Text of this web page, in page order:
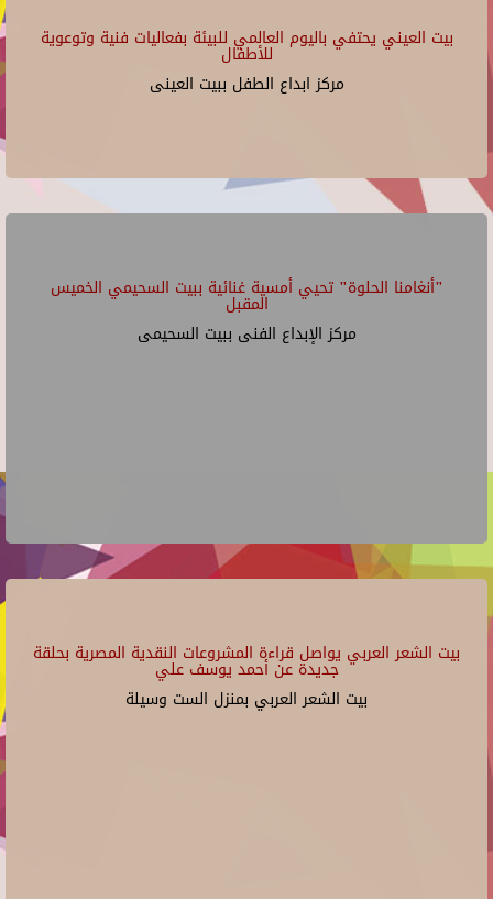
بيت العيني يحتفي باليوم العالمي للبيئة بفعاليات فنية وتوعوية
للأطفال
مركز ابداع الطفل ببيت العينى
"أنغامنا الحلوة" تحيي أمسية غنائية ببيت السحيمي الخميس
المقبل
مركز الإبداع الفنى ببيت السحيمى
بيت الشعر العربي يواصل قراءة المشروعات النقدية المصرية بحلقة
جديدة عن أحمد يوسف علي
بيت الشعر العربي بمنزل الست وسيلة